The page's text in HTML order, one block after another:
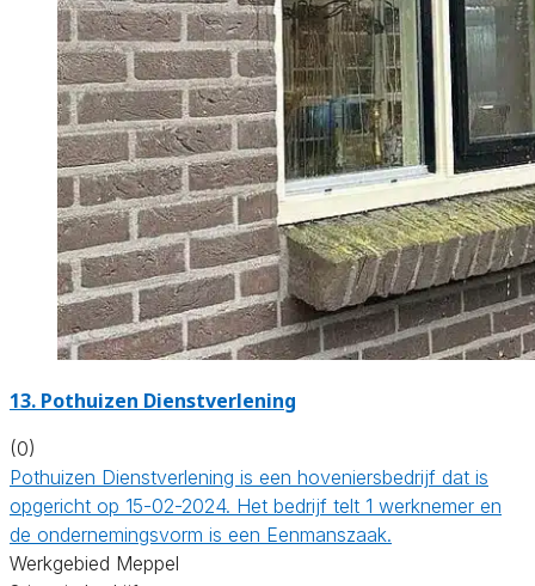
13. Pothuizen Dienstverlening
(0)
Pothuizen Dienstverlening is een hoveniersbedrijf dat is
opgericht op 15-02-2024. Het bedrijf telt 1 werknemer en
de ondernemingsvorm is een Eenmanszaak.
Werkgebied Meppel